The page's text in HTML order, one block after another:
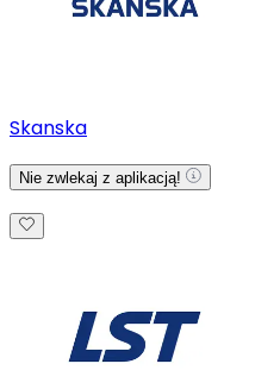
Skanska
Nie zwlekaj z aplikacją!